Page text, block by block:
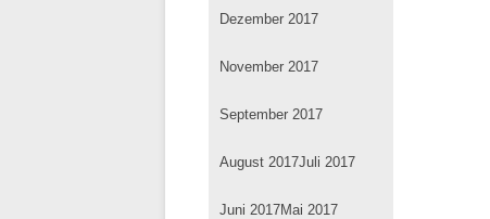
Dezember 2017
November 2017
September 2017
August 2017Juli 2017
Juni 2017Mai 2017